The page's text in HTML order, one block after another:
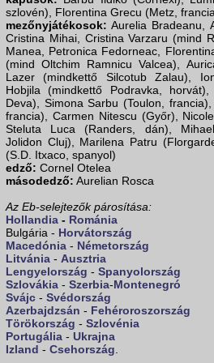
szlovén), Florentina Grecu (Metz,
mezőnyjátékosok: Aurelia Bradeanu,
Cristina Mihai, Cristina Varzaru (mind
Manea, Petronica Fedorneac,
(mind Oltchim Ramnicu Valcea),
Lazer (mindkettő Silcotub Zalau),
Hobjila (mindkettő Podravka,
Deva), Simona Sarbu (Toulon,
francia), Carmen Nitescu (Győr),
Steluta Luca (Randers, dán),
Jolidon Cluj), Marilena Patru
(S.D. Itxaco, spanyol)
edző: Cornel Otelea
másodedző: Aurelian Rosca
Az Eb-selejtezők párosítása:
Hollandia - Románia
Bulgária - Horvátország
Macedónia - Németország
Litvánia - Ausztria
Lengyelország - Spanyolország
Szlovákia - Szerbia-Montenegró
Svájc - Svédország
Azerbajdzsán - Fehéroroszország
Törökország - Szlovénia
Portugália - Ukrajna
Izland - Csehország.